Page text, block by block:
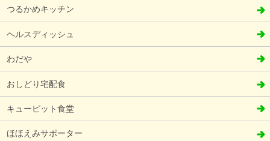
つるかめキッチン
ヘルスディッシュ
わだや
おしどり宅配食
キューピット食堂
ほほえみサポーター